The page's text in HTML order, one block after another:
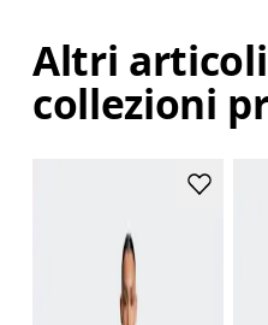
Altri
collezioni